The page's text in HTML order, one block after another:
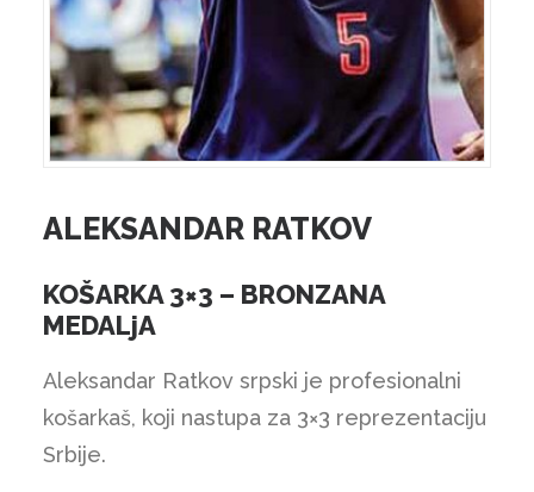
ALEKSANDAR RATKOV
KOŠARKA 3×3 – BRONZANA
MEDALjA
Aleksandar Ratkov srpski je profesionalni
košarkaš, koji nastupa za 3×3 reprezentaciju
Srbije.